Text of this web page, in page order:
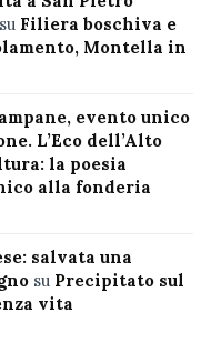
su Filiera boschiva e
Montella in
evento unico
L’Eco dell’Alto
la poesia
alla fonderia
salvata una
su Precipitato sul
vita